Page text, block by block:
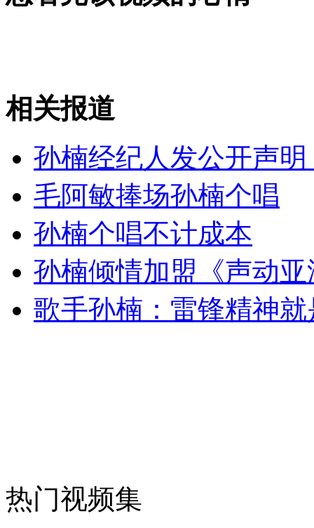
山西运城恶犬咬伤多人 警民合力深夜将其击毙
女孩北京地铁殴打老人 痛下狠手拳打脚踢
无痛分娩是否安全 医生回应
相关报道
孙楠经纪人发公开声
毛阿敏捧场孙楠个唱
孙楠个唱不计成本
孙楠倾情加盟《声动
歌手孙楠：雷锋精神
热门视频集